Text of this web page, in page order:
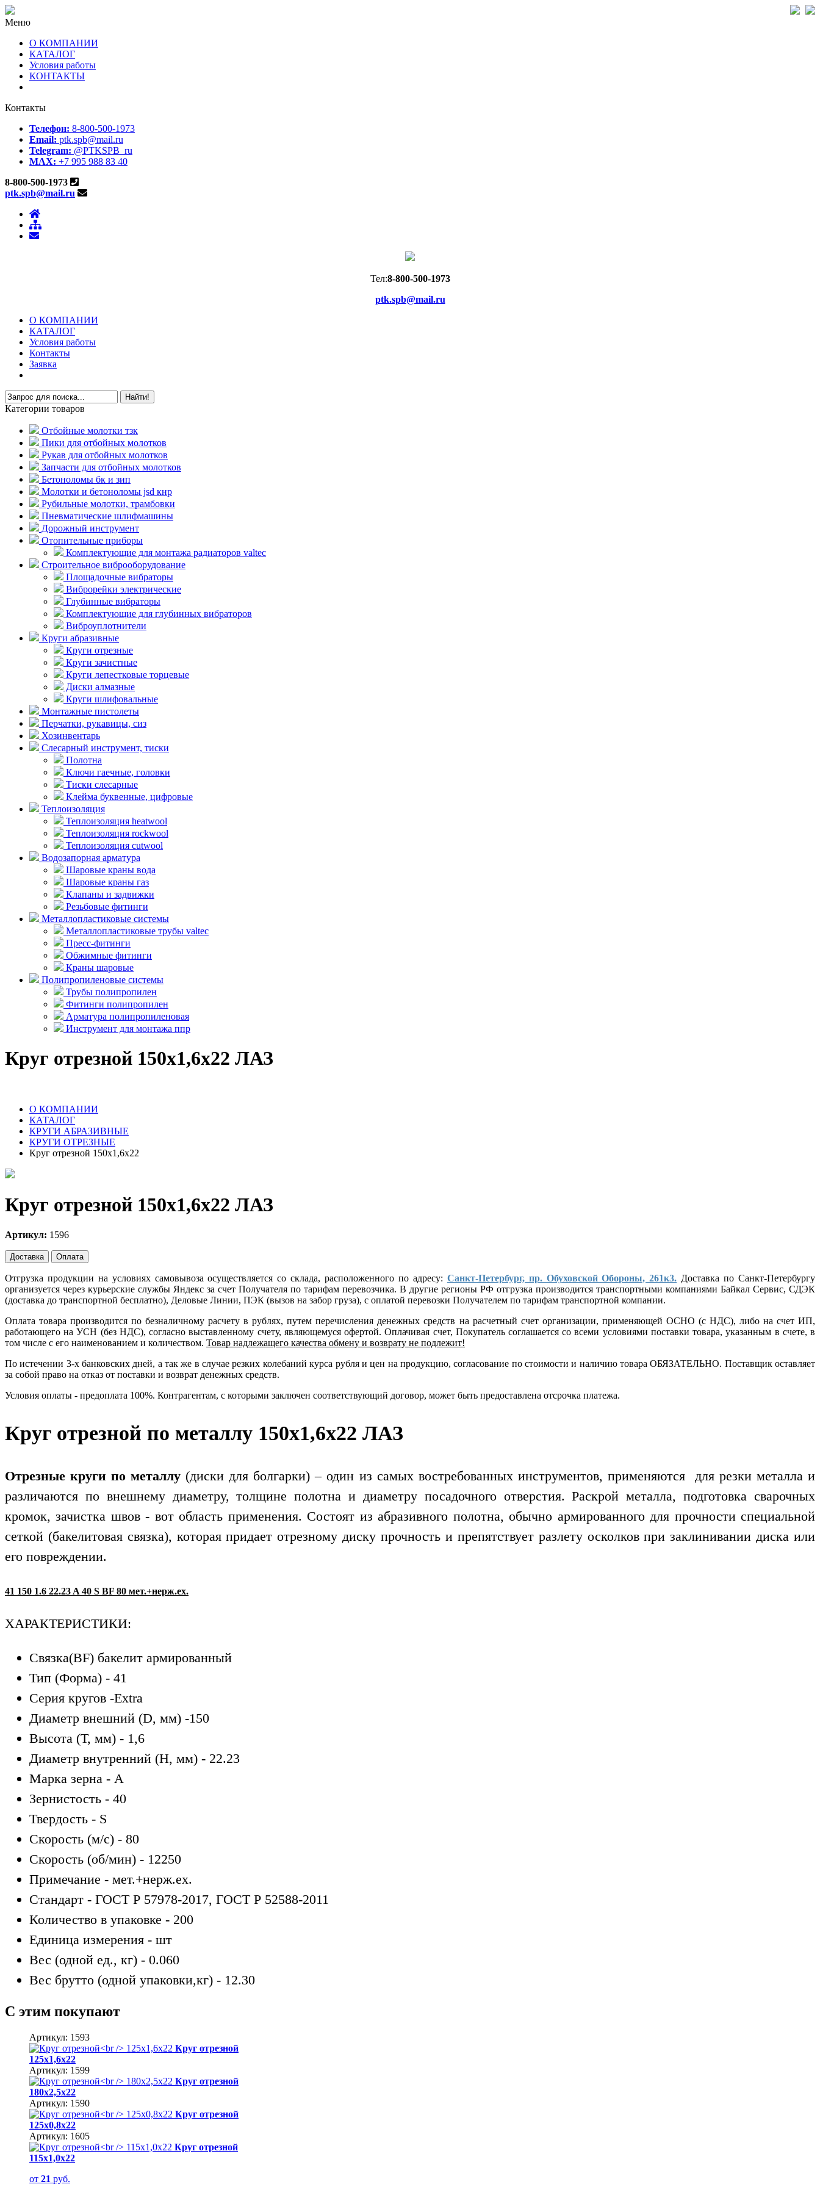
Меню
О КОМПАНИИ
КАТАЛОГ
Условия работы
КОНТАКТЫ
Контакты
Телефон: 8-800-500-1973
Email: ptk.spb@mail.ru
Telegram: @PTKSPB_ru
MAX: +7 995 988 83 40
8-800-500-1973
ptk.spb@mail.ru
Тел:8-800-500-1973
ptk.spb@mail.ru
О КОМПАНИИ
КАТАЛОГ
Условия работы
Контакты
Заявка
Категории товаров
Отбойные молотки тзк
Пики для отбойных молотков
Рукав для отбойных молотков
Запчасти для отбойных молотков
Бетоноломы бк и зип
Молотки и бетоноломы jsd кнр
Рубильные молотки, трамбовки
Пневматические шлифмашины
Дорожный инструмент
Отопительные приборы
Комплектующие для монтажа радиаторов valtec
Строительное виброоборудование
Площадочные вибраторы
Виброрейки электрические
Глубинные вибраторы
Комплектующие для глубинных вибраторов
Виброуплотнители
Круги абразивные
Круги отрезные
Круги зачистные
Круги лепестковые торцевые
Диски алмазные
Круги шлифовальные
Монтажные пистолеты
Перчатки, рукавицы, сиз
Хозинвентарь
Слесарный инструмент, тиски
Полотна
Ключи гаечные, головки
Тиски слесарные
Клейма буквенные, цифровые
Теплоизоляция
Теплоизоляция heatwool
Теплоизоляция rockwool
Теплоизоляция cutwool
Водозапорная арматура
Шаровые краны вода
Шаровые краны газ
Клапаны и задвижки
Резьбовые фитинги
Металлопластиковые системы
Металлопластиковые трубы valtec
Пресс-фитинги
Обжимные фитинги
Краны шаровые
Полипропиленовые системы
Трубы полипропилен
Фитинги полипропилен
Арматура полипропиленовая
Инструмент для монтажа ппр
Круг отрезной 150х1,6х22 ЛАЗ
О КОМПАНИИ
КАТАЛОГ
КРУГИ АБРАЗИВНЫЕ
КРУГИ ОТРЕЗНЫЕ
Круг отрезной 150х1,6х22
Круг отрезной 150х1,6х22 ЛАЗ
Артикул: 1596
Доставка Оплата
Отгрузка продукции на условиях самовывоза осуществляется со склада, расположенного по адресу: Санкт-Петербург, пр. Обуховской Обороны, 261к3. Доставка по Санкт-Петербургу
организуется через курьерские службы Яндекс за счет Получателя по тарифам перевозчика. В другие регионы РФ отгрузка производится транспортными компаниями Байкал Сервис, СДЭК
(доставка до транспортной бесплатно), Деловые Линии, ПЭК (вызов на забор груза), с оплатой перевозки Получателем по тарифам транспортной компании.
Оплата товара производится по безналичному расчету в рублях, путем перечисления денежных средств на расчетный счет организации, применяющей ОСНО (с НДС), либо на счет ИП,
работающего на УСН (без НДС), согласно выставленному счету, являющемуся офертой. Оплачивая счет, Покупатель соглашается со всеми условиями поставки товара, указанным в счете, в
том числе с его наименованием и количеством. Товар надлежащего качества обмену и возврату не подлежит!
По истечении 3-х банковских дней, а так же в случае резких колебаний курса рубля и цен на продукцию, согласование по стоимости и наличию товара ОБЯЗАТЕЛЬНО. Поставщик оставляет
за собой право на отказ от поставки и возврат денежных средств.
Условия оплаты - предоплата 100%. Контрагентам, с которыми заключен соответствующий договор, может быть предоставлена отсрочка платежа.
Круг отрезной по металлу 150х1,6х22 ЛАЗ
Отрезные круги по металлу (диски для болгарки) – один из самых востребованных инструментов, применяются для резки металла и
различаются по внешнему диаметру, толщине полотна и диаметру посадочного отверстия. Раскрой металла, подготовка сварочных
кромок, зачистка швов - вот область применения. Состоят из абразивного полотна, обычно армированного для прочности специальной
сеткой (бакелитовая связка), которая придает отрезному диску прочность и препятствует разлету осколков при заклинивании диска или
его повреждении.
41 150 1.6 22.23 A 40 S BF 80 мет.+нерж.ex.
ХАРАКТЕРИСТИКИ:
Связка(BF) бакелит армированный
Тип (Форма) - 41
Серия кругов -Extra
Диаметр внешний (D, мм) -150
Высота (T, мм) - 1,6
Диаметр внутренний (H, мм) - 22.23
Марка зерна - A
Зернистость - 40
Твердость - S
Скорость (м/с) - 80
Скорость (об/мин) - 12250
Примечание - мет.+нерж.ex.
Стандарт - ГОСТ Р 57978-2017, ГОСТ Р 52588-2011
Количество в упаковке - 200
Единица измерения - шт
Вес (одной ед., кг) - 0.060
Вес брутто (одной упаковки,кг) - 12.30
С этим покупают
Артикул: 1593
Круг отрезной
125х1,6х22
Артикул: 1599
Круг отрезной
180х2,5х22
Артикул: 1590
Круг отрезной
125х0,8х22
Артикул: 1605
Круг отрезной
115х1,0х22
от 21 руб.